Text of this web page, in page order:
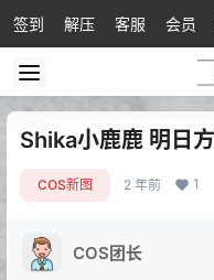
签到 解压 客服 会员
Shika小鹿鹿 明日
COS新图 2 年前 1
COS团长